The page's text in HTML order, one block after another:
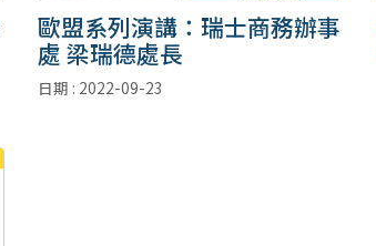
歐盟系列演講：瑞士商務辦事
處 梁瑞德處長
日期 : 2022-09-23